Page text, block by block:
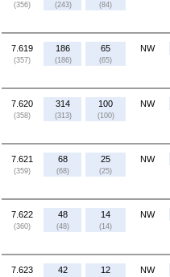
(356) (243) (84)
7.619
(357)
186
(186)
65
(65)
NW
7.620
(358)
314
(313)
100
(100)
NW
7.621
(359)
68
(68)
25
(25)
NW
7.622
(360)
48
(48)
14
(14)
NW
7.623 42 12 NW